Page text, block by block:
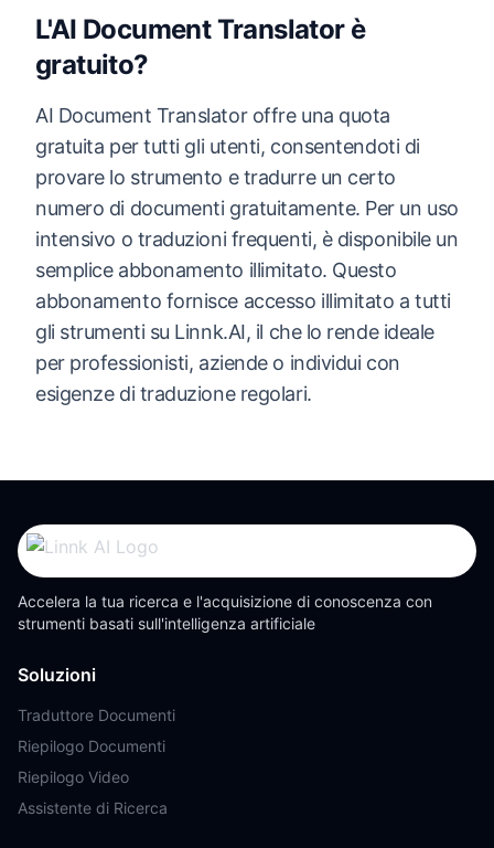
L'AI Document Translator è
gratuito?
AI Document Translator offre una quota
gratuita per tutti gli utenti, consentendoti di
provare lo strumento e tradurre un certo
numero di documenti gratuitamente. Per un uso
intensivo o traduzioni frequenti, è disponibile un
semplice abbonamento illimitato. Questo
abbonamento fornisce accesso illimitato a tutti
gli strumenti su Linnk.AI, il che lo rende ideale
per professionisti, aziende o individui con
esigenze di traduzione regolari.
Accelera la tua ricerca e l'acquisizione di conoscenza con
strumenti basati sull'intelligenza artificiale
Soluzioni
Traduttore Documenti
Riepilogo Documenti
Riepilogo Video
Assistente di Ricerca